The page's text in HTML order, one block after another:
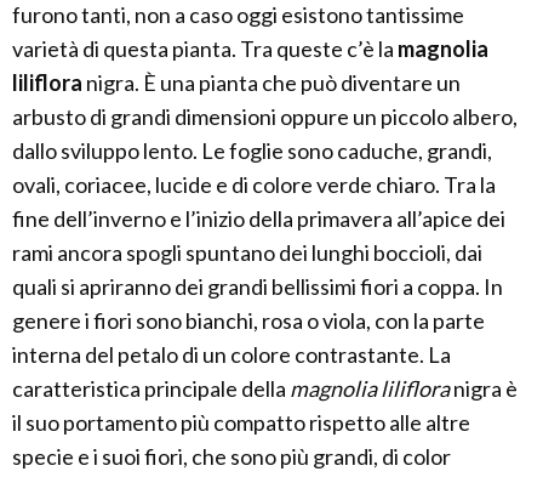
furono tanti, non a caso oggi esistono tantissime
varietà di questa pianta. Tra queste c’è la magnolia
liliflora nigra. È una pianta che può diventare un
arbusto di grandi dimensioni oppure un piccolo albero,
dallo sviluppo lento. Le foglie sono caduche, grandi,
ovali, coriacee, lucide e di colore verde chiaro. Tra la
fine dell’inverno e l’inizio della primavera all’apice dei
rami ancora spogli spuntano dei lunghi boccioli, dai
quali si apriranno dei grandi bellissimi fiori a coppa. In
genere i fiori sono bianchi, rosa o viola, con la parte
interna del petalo di un colore contrastante. La
caratteristica principale della magnolia lilifloranigra è
il suo portamento più compatto rispetto alle altre
specie e i suoi fiori, che sono più grandi, di color